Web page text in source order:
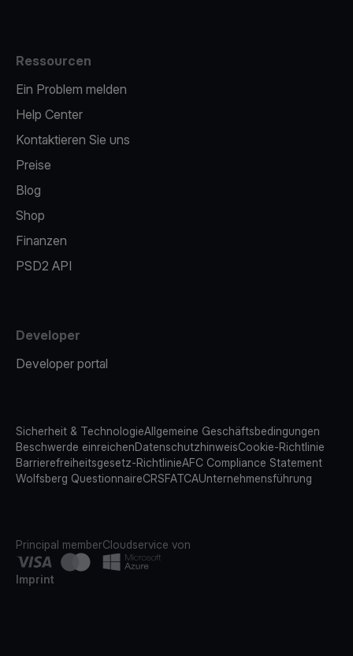
Ressourcen
Ein Problem melden
Help Center
Kontaktieren Sie uns
Preise
Blog
Shop
Finanzen
PSD2 API
Developer
Developer portal
Sicherheit & TechnologieAllgemeine Geschäftsbedingungen
Beschwerde einreichenDatenschutzhinweisCookie-Richtlinie
Barrierefreiheitsgesetz-RichtlinieAFC Compliance Statement
Wolfsberg QuestionnaireCRSFATCAUnternehmensführung
Principal memberCloudservice von
Imprint